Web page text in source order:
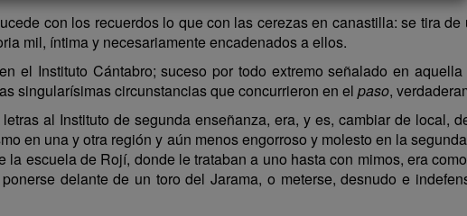
con los recuerdos lo que con las cerezas en canastilla: se tira
mil, íntima y necesariamente encadenados a ellos.
el Instituto Cántabro; suceso por todo extremo señalado en
singularísimas circunstancias que concurrieron en el paso,
al Instituto de segunda enseñanza, era, y es, cambiar de local,
en una y otra región y aún menos engorroso y molesto en la
escuela de Rojí, donde le trataban a uno hasta con mimos, era
delante de un toro del Jarama, o meterse, desnudo e